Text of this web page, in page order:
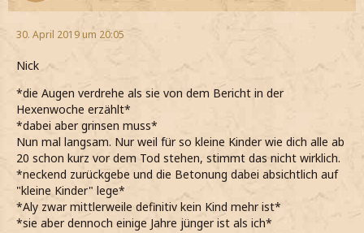
30. April 2019 um 20:05
Nick
*die Augen verdrehe als sie von dem Bericht in der
Hexenwoche erzählt*
*dabei aber grinsen muss*
Nun mal langsam. Nur weil für so kleine Kinder wie dich alle ab
20 schon kurz vor dem Tod stehen, stimmt das nicht wirklich.
*neckend zurückgebe und die Betonung dabei absichtlich auf
"kleine Kinder" lege*
*Aly zwar mittlerweile definitiv kein Kind mehr ist*
*sie aber dennoch einige Jahre jünger ist als ich*